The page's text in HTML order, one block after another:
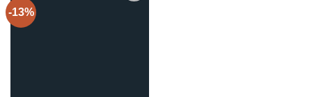
-13%